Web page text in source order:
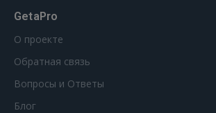
GetaPro
О проекте
Обратная связь
Вопросы и Ответы
Блог